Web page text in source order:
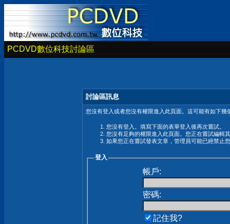
PCDVD數位科技討論區
討論區訊息
您沒有登入或者您沒有權限進入此頁面。這可能有如下幾
您沒有登入。填寫下面的表單登入後再次嘗試。
您沒有足夠的權限進入此頁面。您正在嘗試編輯
如果您正在嘗試發表文章，管理員可能已經禁止
登入
帳戶:
密碼:
記住我?